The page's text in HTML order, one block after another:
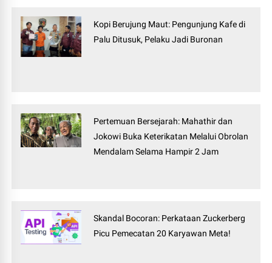
Kopi Berujung Maut: Pengunjung Kafe di
Palu Ditusuk, Pelaku Jadi Buronan
Pertemuan Bersejarah: Mahathir dan
Jokowi Buka Keterikatan Melalui Obrolan
Mendalam Selama Hampir 2 Jam
Skandal Bocoran: Perkataan Zuckerberg
Picu Pemecatan 20 Karyawan Meta!